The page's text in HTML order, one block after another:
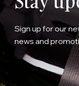
Sign up for our
news and